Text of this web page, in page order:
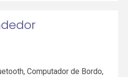
Computador de Bordo,